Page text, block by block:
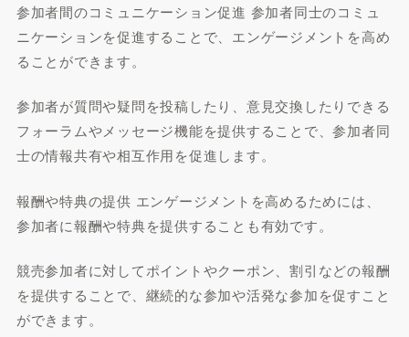
参加者間のコミュニケーション促進 参加者同士のコミュ
ニケーションを促進することで、エンゲージメントを高め
ることができます。
参加者が質問や疑問を投稿したり、意見交換したりできる
フォーラムやメッセージ機能を提供することで、参加者同
士の情報共有や相互作用を促進します。
報酬や特典の提供 エンゲージメントを高めるためには、
参加者に報酬や特典を提供することも有効です。
競売参加者に対してポイントやクーポン、割引などの報酬
を提供することで、継続的な参加や活発な参加を促すこと
ができます。